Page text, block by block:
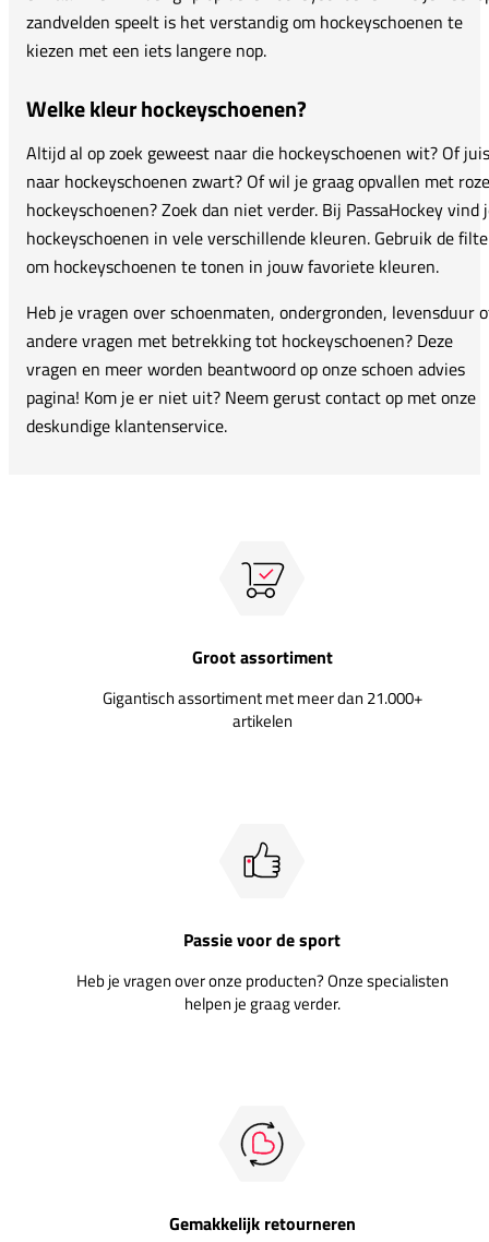
zandvelden speelt is het verstandig om hockeyschoenen te
kiezen met een iets langere nop.
Welke kleur hockeyschoenen?
Altijd al op zoek geweest naar die hockeyschoenen wit? Of
naar hockeyschoenen zwart? Of wil je graag opvallen met roze
hockeyschoenen? Zoek dan niet verder. Bij PassaHockey vind
hockeyschoenen in vele verschillende kleuren. Gebruik de
om hockeyschoenen te tonen in jouw favoriete kleuren.
Heb je vragen over schoenmaten, ondergronden, levensduur
andere vragen met betrekking tot hockeyschoenen? Deze
vragen en meer worden beantwoord op onze schoen advies
pagina! Kom je er niet uit? Neem gerust contact op met onze
deskundige klantenservice.
Groot assortiment
Gigantisch assortiment met meer dan 21.000+
artikelen
Passie voor de sport
Heb je vragen over onze producten? Onze specialisten
helpen je graag verder.
Gemakkelijk retourneren